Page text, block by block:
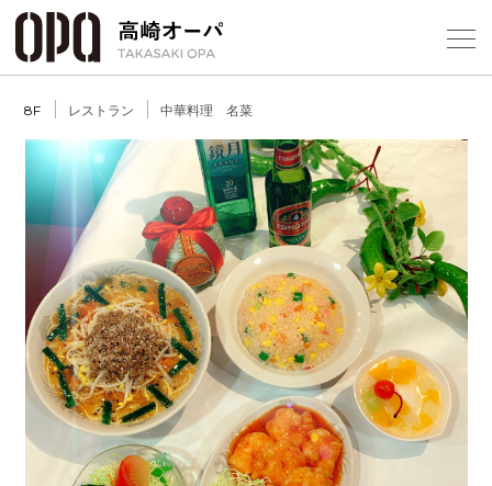
8F レストラン 中華料理 名菜
Previous Next
ショッ
レスト
施設案内
アクセ